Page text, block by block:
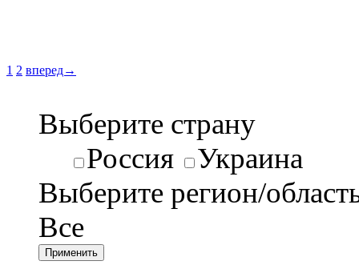
1 2 вперед→
Выберите страну
Россия
Украина
Выберите регион/
Все